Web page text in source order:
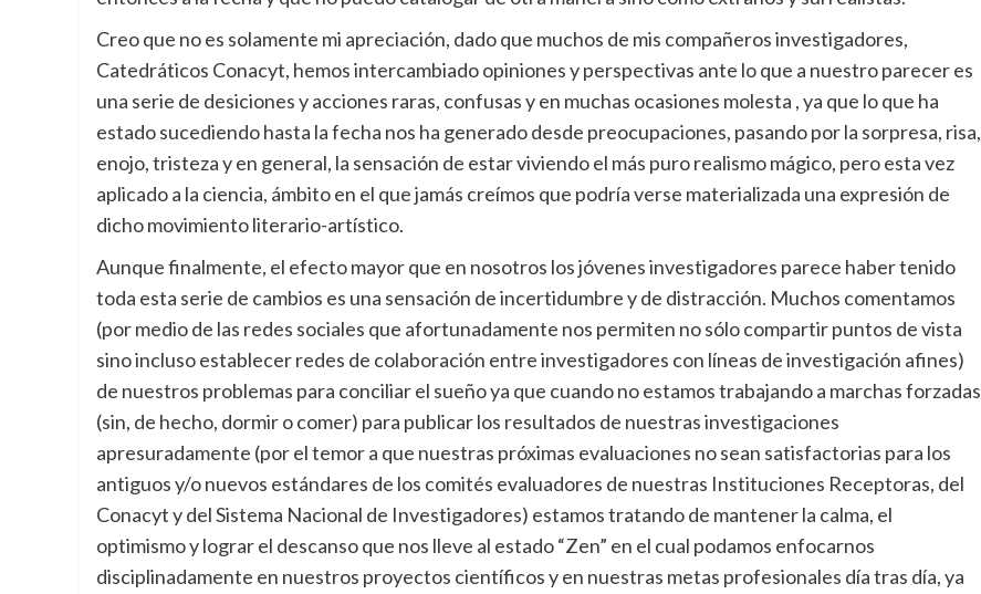
Creo que no es solamente mi apreciación, dado que muchos de mis compañeros investigadores,
Catedráticos Conacyt, hemos intercambiado opiniones y perspectivas ante lo que a nuestro parecer es
una serie de desiciones y acciones raras, confusas y en muchas ocasiones molesta , ya que lo que ha
estado sucediendo hasta la fecha nos ha generado desde preocupaciones, pasando por la sorpresa, risa,
enojo, tristeza y en general, la sensación de estar viviendo el más puro realismo mágico, pero esta vez
aplicado a la ciencia, ámbito en el que jamás creímos que podría verse materializada una expresión de
dicho movimiento literario-artístico.
Aunque finalmente, el efecto mayor que en nosotros los jóvenes investigadores parece haber tenido
toda esta serie de cambios es una sensación de incertidumbre y de distracción. Muchos comentamos
(por medio de las redes sociales que afortunadamente nos permiten no sólo compartir puntos de vista
sino incluso establecer redes de colaboración entre investigadores con líneas de investigación afines)
de nuestros problemas para conciliar el sueño ya que cuando no estamos trabajando a marchas forzadas
(sin, de hecho, dormir o comer) para publicar los resultados de nuestras investigaciones
apresuradamente (por el temor a que nuestras próximas evaluaciones no sean satisfactorias para los
antiguos y/o nuevos estándares de los comités evaluadores de nuestras Instituciones Receptoras, del
Conacyt y del Sistema Nacional de Investigadores) estamos tratando de mantener la calma, el
optimismo y lograr el descanso que nos lleve al estado “Zen” en el cual podamos enfocarnos
disciplinadamente en nuestros proyectos científicos y en nuestras metas profesionales día tras día, ya